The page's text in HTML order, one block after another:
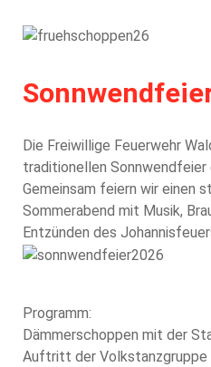
Die Freiwillige Feuerwehr
traditionellen Sonnwendfeier
Gemeinsam feiern wir einen
Sommerabend mit Musik,
Entzünden des
Programm:
Dämmerschoppen mit der
Auftritt der Volkstanzgruppe